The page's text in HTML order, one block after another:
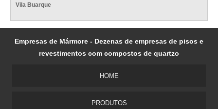
Vila Buarque
Empresas de Mármore - Dezenas de empresas de pisos e
revestimentos com compostos de quartzo
HOME
PRODUTOS